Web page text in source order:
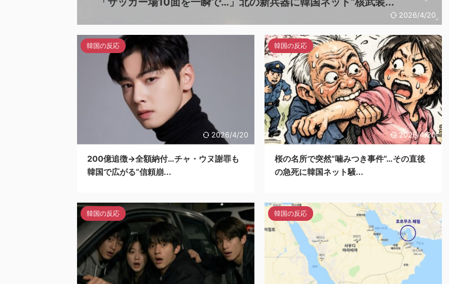
2026/4/20
2026/4/20
韓国の反応
200億追徴→全額納付…チャ・ウヌ謝罪も
韓国で広がる“信頼崩...
2026/4/20
韓国の反応
桜の名所で突然“噛みつき事件”…その直後
の急死に韓国ネット騒...
韓国の反応 韓国の反応